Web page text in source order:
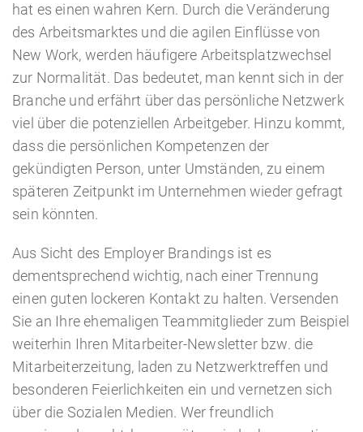
hat es einen wahren Kern. Durch die Veränderung
des Arbeitsmarktes und die agilen Einflüsse von
New Work, werden häufigere Arbeitsplatzwechsel
zur Normalität. Das bedeutet, man kennt sich in der
Branche und erfährt über das persönliche Netzwerk
viel über die potenziellen Arbeitgeber. Hinzu kommt,
dass die persönlichen Kompetenzen der
gekündigten Person, unter Umständen, zu einem
späteren Zeitpunkt im Unternehmen wieder gefragt
sein könnten.
Aus Sicht des Employer Brandings ist es
dementsprechend wichtig, nach einer Trennung
einen guten lockeren Kontakt zu halten. Versenden
Sie an Ihre ehemaligen Teammitglieder zum Beispiel
weiterhin Ihren Mitarbeiter-Newsletter bzw. die
Mitarbeiterzeitung, laden zu Netzwerktreffen und
besonderen Feierlichkeiten ein und vernetzen sich
über die Sozialen Medien. Wer freundlich